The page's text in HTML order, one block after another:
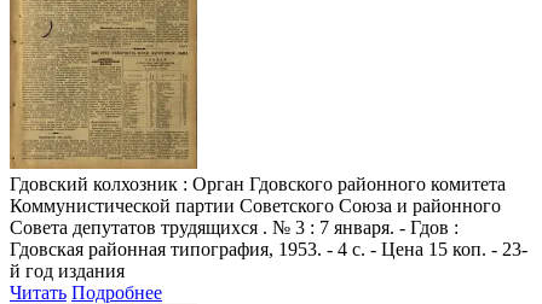
Гдовский колхозник : Орган Гдовского районного комитета
Коммунистической партии Советского Союза и районного
Совета депутатов трудящихся . № 3 : 7 января. - Гдов :
Гдовская районная типография, 1953. - 4 с. - Цена 15 коп. - 23-
й год издания
Читать Подробнее